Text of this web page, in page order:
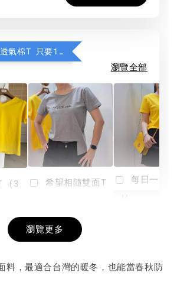
加購 MIT防曬透氣棉T 只要190元
瀏覽全部
(3
+
希望相隨雙面T
NT$ 190
-
每日一笑
瀏覽更多
料，最適合台灣的暖冬，也能當春秋防